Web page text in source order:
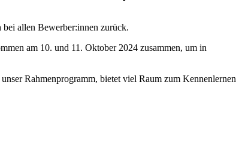
bei allen Bewerber:innen zurück.
am 10. und 11. Oktober 2024 zusammen, um in
Rahmenprogramm, bietet viel Raum zum Kennenlernen